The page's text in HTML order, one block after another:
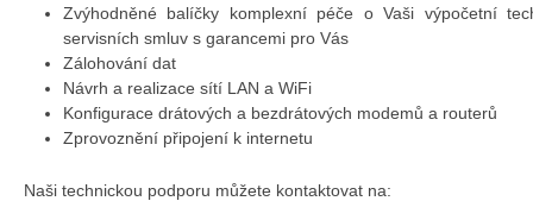
Zvýhodněné balíčky komplexní péče o Vaši výpočetní
servisních smluv s garancemi pro Vás
Zálohování dat
Návrh a realizace sítí LAN a WiFi
Konfigurace drátových a bezdrátových modemů a routerů
Zprovoznění připojení k internetu
Naši technickou podporu můžete kontaktovat na: